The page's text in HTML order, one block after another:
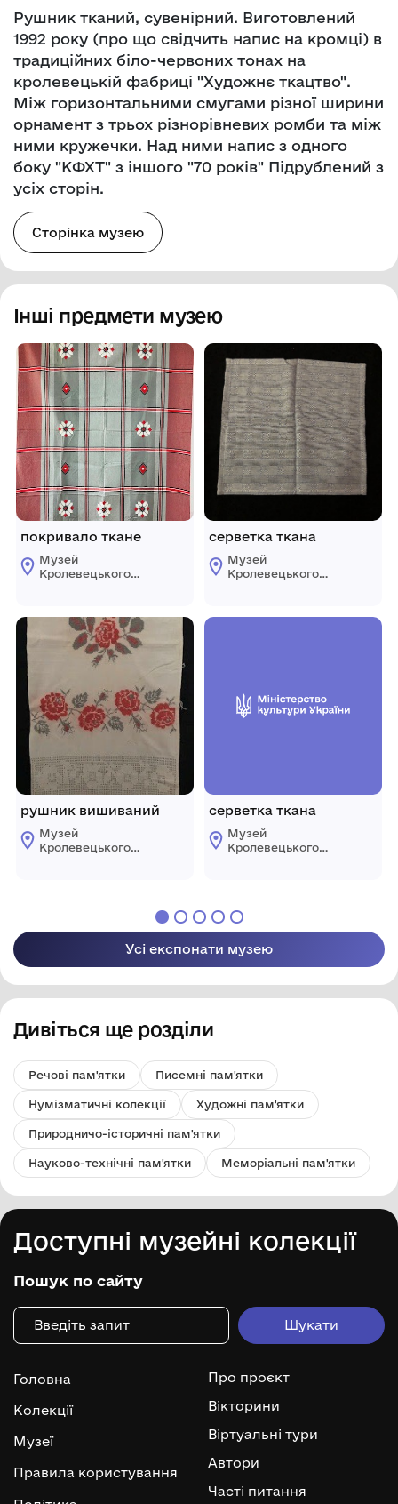
Рушник тканий, сувенірний. Виготовлений
1992 року (про що свідчить напис на кромці) в
традиційних біло-червоних тонах на
кролевецькій фабриці "Художнє ткацтво".
Між горизонтальними смугами різної ширини
орнамент з трьох різнорівневих ромби та між
ними кружечки. Над ними напис з одного
боку "КФХТ" з іншого "70 років" Підрублений з
усіх сторін.
Сторінка музею
Інші предмети музею
покривало ткане
Музей
Кролевецького
міської ради
рушник вишиваний
Музей
Кролевецького
серветка ткана
Музей
Кролевецького
міської ради
серветка ткана
Музей
Кролевецького
Усі експонати музею
Дивіться ще розділи
Речові пам'ятки Писемні пам'ятки
Нумізматичні колекції Художні пам'ятки
Природничо-історичні пам'ятки
Науково-технічні пам'ятки Меморіальні пам'ятки
Доступні музейні колекції
Пошук по сайту
Головна
Колекції
Музеї
Правила користування
Про проєкт
Вікторини
Віртуальні тури
Автори
Часті питання